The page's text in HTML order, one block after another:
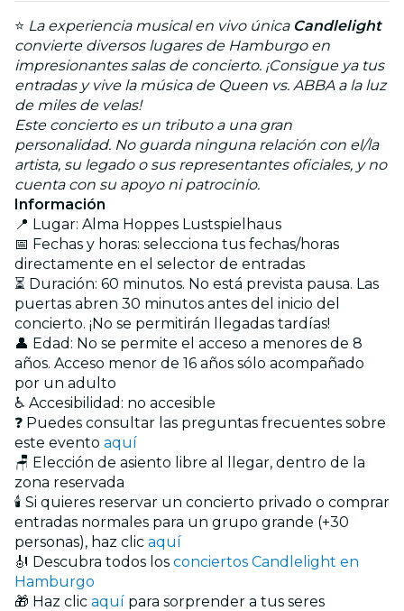
⭐ La experiencia musical en vivo única Candlelight
convierte diversos lugares de Hamburgo en
impresionantes salas de concierto. ¡Consigue ya tus
entradas y vive la música de Queen vs. ABBA a la luz
de miles de velas!
Este concierto es un tributo a una gran
personalidad. No guarda ninguna relación con el/la
artista, su legado o sus representantes oficiales, y no
cuenta con su apoyo ni patrocinio.
Información
📍 Lugar: Alma Hoppes Lustspielhaus
📅 Fechas y horas: selecciona tus fechas/horas
directamente en el selector de entradas
⏳ Duración: 60 minutos. No está prevista pausa. Las
puertas abren 30 minutos antes del inicio del
concierto. ¡No se permitirán llegadas tardías!
👤 Edad: No se permite el acceso a menores de 8
años. Acceso menor de 16 años sólo acompañado
por un adulto
♿ Accesibilidad: no accesible
❓ Puedes consultar las preguntas frecuentes sobre
este evento aquí
🪑 Elección de asiento libre al llegar, dentro de la
zona reservada
🕯️ Si quieres reservar un concierto privado o comprar
entradas normales para un grupo grande (+30
personas), haz clic aquí
🎻 Descubra todos los conciertos Candlelight en
Hamburgo
🎁 Haz clic aquí para sorprender a tus seres